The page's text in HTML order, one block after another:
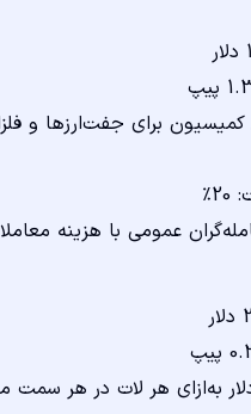
برای جفت‌ارزها و
عمومی با هزینه